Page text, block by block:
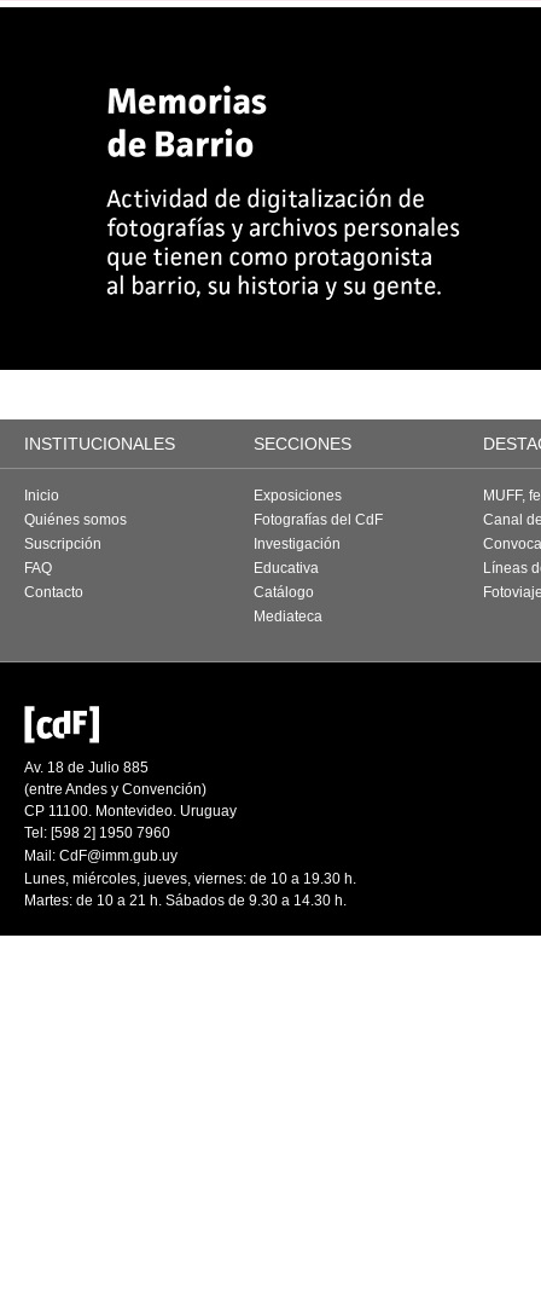
INSTITUCIONALES SECCIONES
Inicio
Quiénes somos
Suscripción
FAQ
Contacto
Exposiciones
Fotografías del CdF
Investigación
Educativa
Catálogo
Mediateca
MUFF,
Canal
Líneas
Av. 18 de Julio 885
(entre Andes y Convención)
CP 11100. Montevideo. Uruguay
Tel: [598 2] 1950 7960
Mail: CdF@imm.gub.uy
Lunes, miércoles, jueves, viernes: de 10 a 19.30 h.
Martes: de 10 a 21 h. Sábados de 9.30 a 14.30 h.